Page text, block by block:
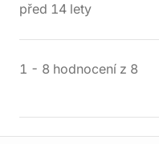
před 14 lety
1 - 8 hodnocení z 8